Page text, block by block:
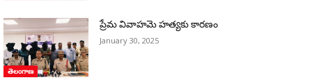
తెలంగాణ
ప్రేమ వివాహమె హత్యకు కారణం
January 30, 2025